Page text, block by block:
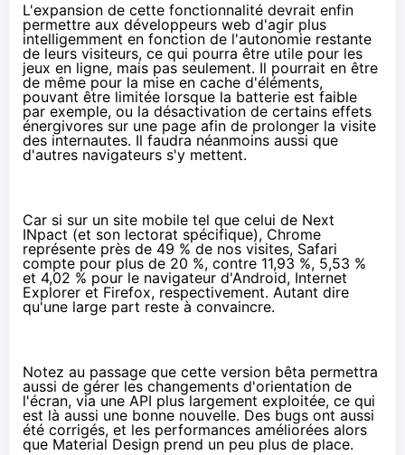
L'expansion de cette fonctionnalité devrait enfin
permettre aux développeurs web d'agir plus
intelligemment en fonction de l'autonomie restante
de leurs visiteurs, ce qui pourra être utile pour les
jeux en ligne, mais pas seulement. Il pourrait en être
de même pour la mise en cache d'éléments,
pouvant être limitée lorsque la batterie est faible
par exemple, ou la désactivation de certains effets
énergivores sur une page afin de prolonger la visite
des internautes. Il faudra néanmoins aussi que
d'autres navigateurs s'y mettent.
Car si sur un site mobile tel que celui de Next
INpact (et son lectorat spécifique), Chrome
représente près de 49 % de nos visites, Safari
compte pour plus de 20 %, contre 11,93 %, 5,53 %
et 4,02 % pour le navigateur d'Android, Internet
Explorer et Firefox, respectivement. Autant dire
qu'une large part reste à convaincre.
Notez au passage que cette version bêta permettra
aussi de gérer les changements d'orientation de
l'écran, via une API plus largement exploitée, ce qui
est là aussi une bonne nouvelle. Des bugs ont aussi
été corrigés, et les performances améliorées alors
que Material Design prend un peu plus de place.